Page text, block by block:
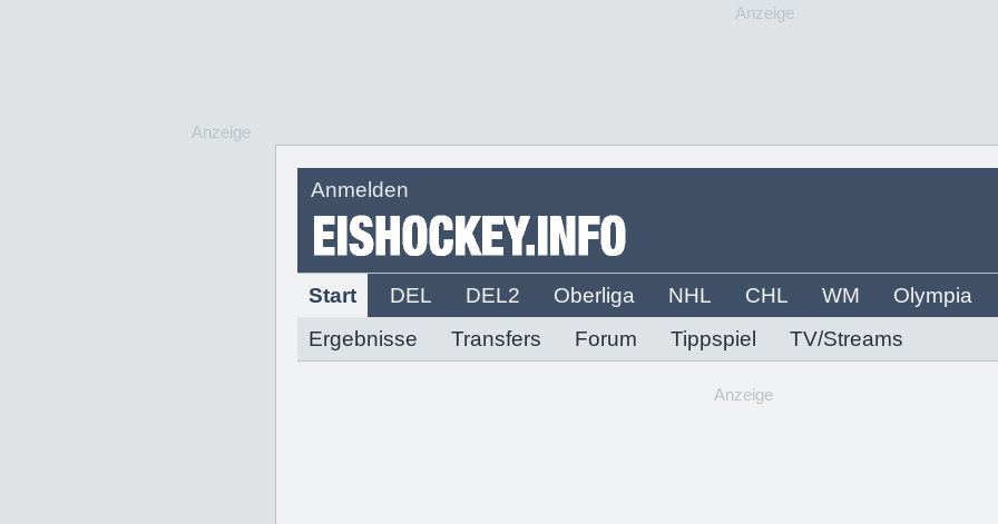
Anzeige
Anmelden
Start DEL DEL2 Oberliga NHL CHL WM
Olympia
Ergebnisse
Transfers Forum Tippspiel TV/Streams
Anzeige
Anzeige